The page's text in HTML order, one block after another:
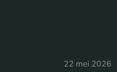
22 mei 2026